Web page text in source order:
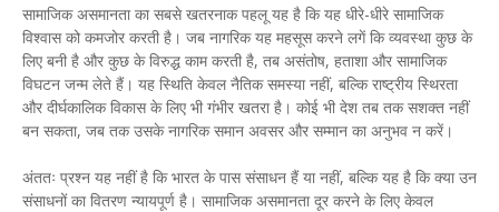
सामाजिक असमानता का सबसे खतरनाक पहलू यह है कि यह धीरे-धीरे सामाजिक
विश्वास को कमजोर करती है। जब नागरिक यह महसूस करने लगें कि व्यवस्था कुछ के
लिए बनी है और कुछ के विरुद्ध काम करती है, तब असंतोष, हताशा और सामाजिक
विघटन जन्म लेते हैं। यह स्थिति केवल नैतिक समस्या नहीं, बल्कि राष्ट्रीय स्थिरता
और दीर्घकालिक विकास के लिए भी गंभीर खतरा है। कोई भी देश तब तक सशक्त नहीं
बन सकता, जब तक उसके नागरिक समान अवसर और सम्मान का अनुभव न करें।
अंततः प्रश्न यह नहीं है कि भारत के पास संसाधन हैं या नहीं, बल्कि यह है कि क्या उन
संसाधनों का वितरण न्यायपूर्ण है। सामाजिक असमानता दूर करने के लिए केवल